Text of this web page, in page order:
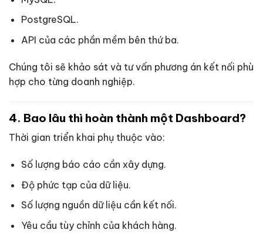
PostgreSQL.
API của các phần mềm bên thứ ba.
Chúng tôi sẽ khảo sát và tư vấn phương án kết nối phù
hợp cho từng doanh nghiệp.
4. Bao lâu thì hoàn thành một Dashboard?
Thời gian triển khai phụ thuộc vào:
Số lượng báo cáo cần xây dựng.
Độ phức tạp của dữ liệu.
Số lượng nguồn dữ liệu cần kết nối.
Yêu cầu tùy chỉnh của khách hàng.